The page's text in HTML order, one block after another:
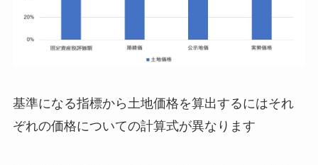
基準になる指標から土地価格を算出するにはそれ
ぞれの価格についての計算式が異なります